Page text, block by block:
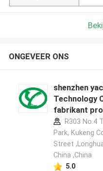
ONGEVEER ONS
shenzhen
Technology
fabrikant
R303 No.4
Park, Kukeng
Street
China ,China
5.0